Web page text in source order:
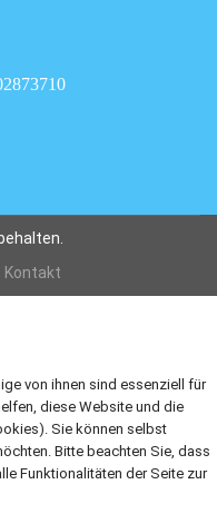
Kontakt
von ihnen sind essenziell für
diese Website und die
Sie können selbst
Bitte beachten Sie, dass
Funktionalitäten der Seite zur